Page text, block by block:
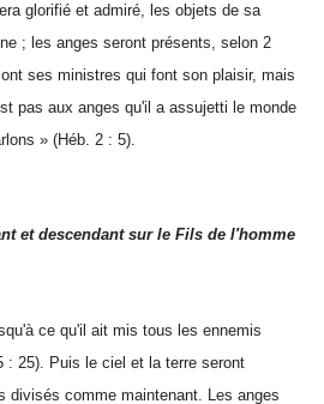
glorifié et admiré, les objets de sa
; les anges seront présents, selon 2
ses ministres qui font son plaisir, mais
pas aux anges qu'il a assujetti le monde
» (Héb. 2 : 5).
et descendant sur le Fils de l'homme
ce qu'il ait mis tous les ennemis
: 25). Puis le ciel et la terre seront
divisés comme maintenant. Les anges